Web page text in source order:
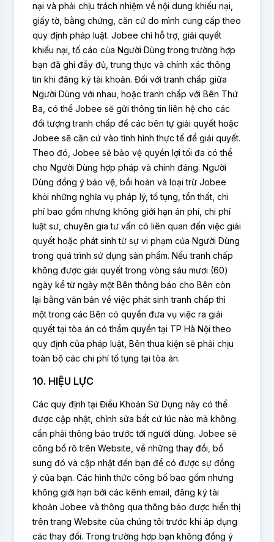
nại và phải chịu trách nhiệm về nội dung khiếu nại,
giấy tờ, bằng chứng, căn cứ do mình cung cấp theo
quy định pháp luật. Jobee chỉ hỗ trợ, giải quyết
khiếu nại, tố cáo của Người Dùng trong trường hợp
bạn đã ghi đầy đủ, trung thực và chính xác thông
tin khi đăng ký tài khoản. Đối với tranh chấp giữa
Người Dùng với nhau, hoặc tranh chấp với Bên Thứ
Ba, có thể Jobee sẽ gửi thông tin liên hệ cho các
đối tượng tranh chấp để các bên tự giải quyết hoặc
Jobee sẽ căn cứ vào tình hình thực tế để giải quyết.
Theo đó, Jobee sẽ bảo vệ quyền lợi tối đa có thể
cho Người Dùng hợp pháp và chính đáng. Người
Dùng đồng ý bảo vệ, bồi hoàn và loại trừ Jobee
khỏi những nghĩa vụ pháp lý, tố tụng, tổn thất, chi
phí bao gồm nhưng không giới hạn án phí, chi phí
luật sư, chuyên gia tư vấn có liên quan đến việc giải
quyết hoặc phát sinh từ sự vi phạm của Người Dùng
trong quá trình sử dụng sản phẩm. Nếu tranh chấp
không được giải quyết trong vòng sáu mươi (60)
ngày kể từ ngày một Bên thông báo cho Bên còn
lại bằng văn bản về việc phát sinh tranh chấp thì
một trong các Bên có quyền đưa vụ việc ra giải
quyết tại tòa án có thẩm quyền tại TP Hà Nội theo
quy định của pháp luật, Bên thua kiện sẽ phải chịu
toàn bộ các chi phí tố tụng tại tòa án.
10. HIỆU LỰC
Các quy định tại Điều Khoản Sử Dụng này có thể
được cập nhật, chỉnh sửa bất cứ lúc nào mà không
cần phải thông báo trước tới người dùng. Jobee sẽ
công bố rõ trên Website, về những thay đổi, bổ
sung đó và cập nhật đến bạn để có được sự đồng
ý của bạn. Các hình thức công bố bao gồm nhưng
không giới hạn bởi các kênh email, đăng ký tài
khoản Jobee và thông qua thông báo được hiển thị
trên trang Website của chúng tôi trước khi áp dụng
các thay đổi. Trong trường hợp bạn không đồng ý